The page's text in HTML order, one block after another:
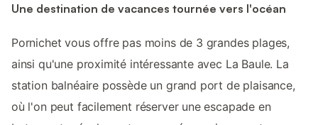
Une destination de vacances tournée vers l'océan
Pornichet vous offre pas moins de 3 grandes plages,
ainsi qu'une proximité intéressante avec La Baule. La
station balnéaire possède un grand port de plaisance,
où l'on peut facilement réserver une escapade en